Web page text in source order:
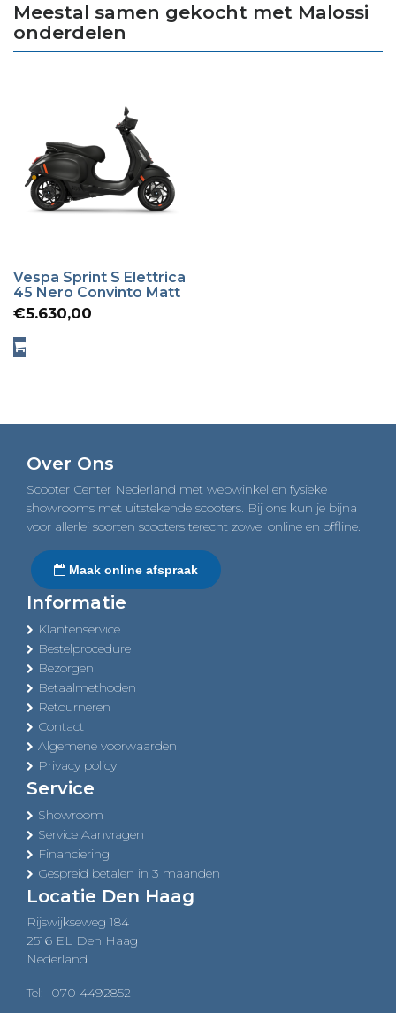
Meestal samen gekocht met Malossi
onderdelen
Vespa Sprint S Elettrica
45 Nero Convinto Matt
€5.630,00
Over Ons
Scooter Center Nederland met webwinkel en fysieke
showrooms met uitstekende scooters. Bij ons kun je bijna
voor allerlei soorten scooters terecht zowel online en offline.
Maak online afspraak
Informatie
Klantenservice
Bestelprocedure
Bezorgen
Betaalmethoden
Retourneren
Contact
Algemene voorwaarden
Privacy policy
Service
Showroom
Service Aanvragen
Financiering
Gespreid betalen in 3 maanden
Locatie Den Haag
Rijswijkseweg 184
2516 EL Den Haag
Nederland
Tel: 070 4492852